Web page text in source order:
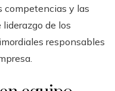
competencias y las
de los
responsables